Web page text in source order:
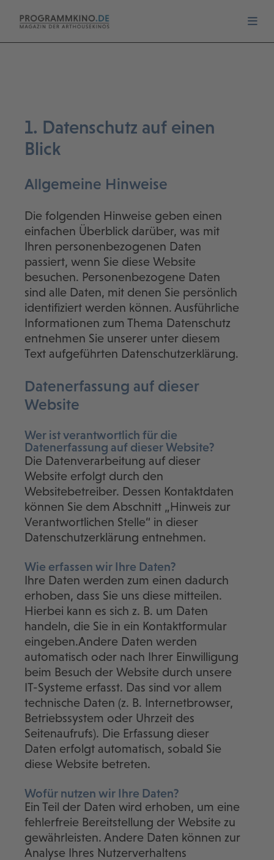
1. Datenschutz auf einen
Blick
Allgemeine Hinweise
Die folgenden Hinweise geben einen
einfachen Überblick darüber, was mit
Ihren personenbezogenen Daten
passiert, wenn Sie diese Website
besuchen. Personenbezogene Daten
sind alle Daten, mit denen Sie persönlich
identifiziert werden können. Ausführliche
Informationen zum Thema Datenschutz
entnehmen Sie unserer unter diesem
Text aufgeführten Datenschutzerklärung.
Datenerfassung auf dieser
Website
Wer ist verantwortlich für die
Datenerfassung auf dieser Website?
Die Datenverarbeitung auf dieser
Website erfolgt durch den
Websitebetreiber. Dessen Kontaktdaten
können Sie dem Abschnitt „Hinweis zur
Verantwortlichen Stelle“ in dieser
Datenschutzerklärung entnehmen.
Wie erfassen wir Ihre Daten?
Ihre Daten werden zum einen dadurch
erhoben, dass Sie uns diese mitteilen.
Hierbei kann es sich z. B. um Daten
handeln, die Sie in ein Kontaktformular
eingeben.Andere Daten werden
automatisch oder nach Ihrer Einwilligung
beim Besuch der Website durch unsere
IT-Systeme erfasst. Das sind vor allem
technische Daten (z. B. Internetbrowser,
Betriebssystem oder Uhrzeit des
Seitenaufrufs). Die Erfassung dieser
Daten erfolgt automatisch, sobald Sie
diese Website betreten.
Wofür nutzen wir Ihre Daten?
Ein Teil der Daten wird erhoben, um eine
fehlerfreie Bereitstellung der Website zu
gewährleisten. Andere Daten können zur
Analyse Ihres Nutzerverhaltens